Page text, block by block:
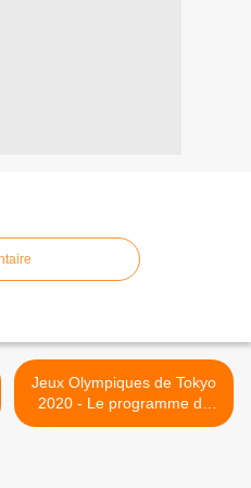
Jeux Olympiques de Tokyo
2020 - Le programme du
mercredi 4 août sur France